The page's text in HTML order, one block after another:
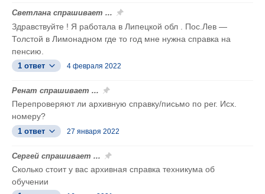
Светлана спрашивает ...
Здравствуйте ! Я работала в Липецкой обл . Пос.Лев —
Толстой в Лимонадном где то год мне нужна справка на
пенсию.
1 ответ 4 февраля 2022
Ренат спрашивает ...
Перепроверяют ли архивную справку/письмо по рег. Исх.
номеру?
1 ответ 27 января 2022
Сергей спрашивает ...
Сколько стоит у вас архивная справка техникума об
обучении